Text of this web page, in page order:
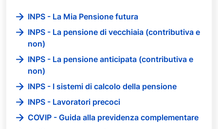
INPS - La Mia Pensione futura
INPS - La pensione di vecchiaia (contributiva e
non)
INPS - La pensione anticipata (contributiva e
non)
INPS - I sistemi di calcolo della pensione
INPS - Lavoratori precoci
COVIP - Guida alla previdenza complementare